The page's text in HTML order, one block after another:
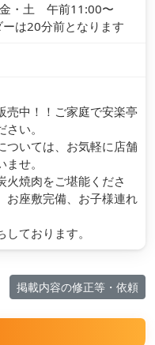
・土 午前11:00〜
は20分前となります
売中！！ご家庭で安楽亭
い。
ついては、お気軽に店舗
せ。
火焼肉をご堪能くださ
お座敷完備、お子様連れ
ております。
掲載内容の修正等・依頼